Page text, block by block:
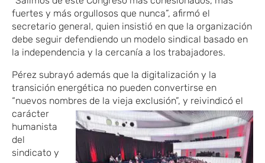
fuertes y más orgullosos que nunca”, afirmó el
secretario general, quien insistió en que la organización
debe seguir defendiendo un modelo sindical basado en
la independencia y la cercanía a los trabajadores.
Pérez subrayó además que la digitalización y la
transición energética no pueden convertirse en
“nuevos nombres de la vieja exclusión”, y reivindicó el
carácter
humanista
del
sindicato y